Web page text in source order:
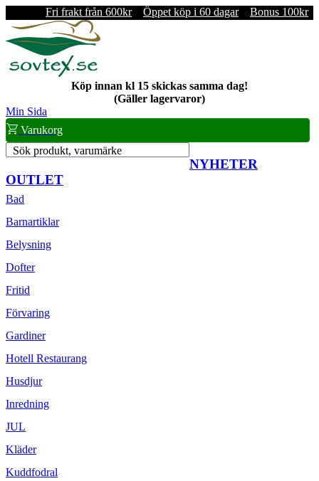
Fri frakt från 600kr Öppet köp i 60 dagar Bonus 100kr
Köp innan kl 15 skickas samma dag!
(Gäller lagervaror)
Min Sida
Varukorg
Sök produkt, varumärke
NYHETER
OUTLET
Bad
Barnartiklar
Belysning
Dofter
Fritid
Förvaring
Gardiner
Hotell Restaurang
Husdjur
Inredning
JUL
Kläder
Kuddfodral